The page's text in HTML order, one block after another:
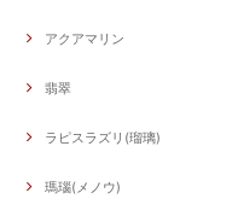
アクアマリン
翡翠
ラピスラズリ(瑠璃)
瑪瑙(メノウ)